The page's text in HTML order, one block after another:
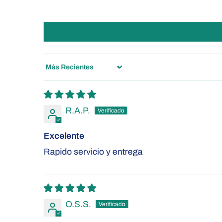
Sort by
R.A.P.
Excelente
Rapido servicio y entrega
O.S.S.